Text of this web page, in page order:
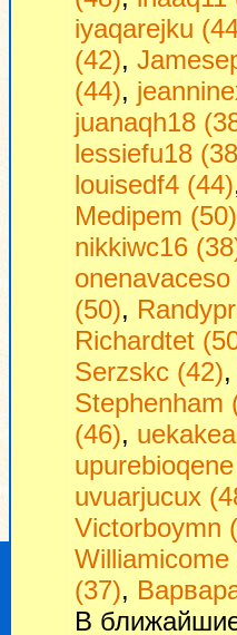
iyaqarejku
(42),
(44),
juanaqh18
lessiefu18
louisedf4 (44)
Medipem (50)
nikkiwc16
onenavaceso
(50),
Richardtet
Serzskc (42),
Stephenham
(46),
uvuarjucux
Victorboymn
Williamicome
(37),
В